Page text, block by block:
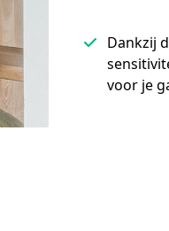
Dankzij
voor je